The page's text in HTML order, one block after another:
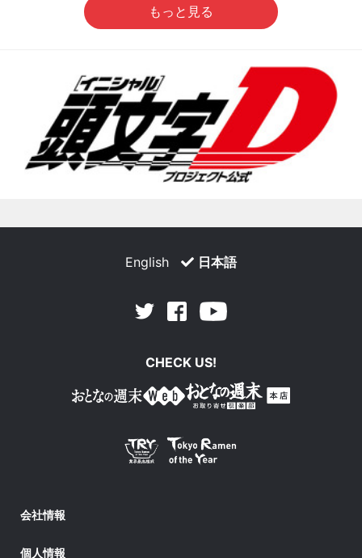
もっと見る
English 日本語
Twitter Facebook
CHECK US!
会社情報
個人情報